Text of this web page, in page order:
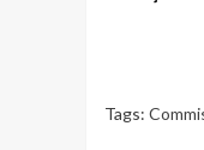
Tags: